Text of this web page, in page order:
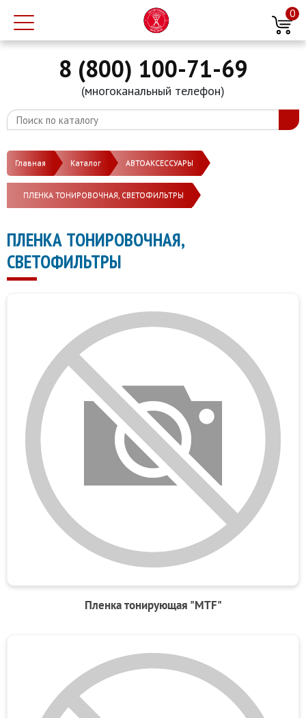
0
8 (800) 100-71-69
(многоканальный телефон)
Главная Каталог АВТОАКСЕССУАРЫ
ПЛЕНКА ТОНИРОВОЧНАЯ, СВЕТОФИЛЬТРЫ
ПЛЕНКА ТОНИРОВОЧНАЯ,
СВЕТОФИЛЬТРЫ
Пленка тонирующая "MTF"